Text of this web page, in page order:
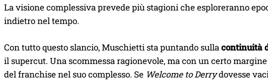
La visione complessiva prevede più stagioni che esploreranno
indietro nel tempo.
Con tutto questo slancio, Muschietti sta puntando sullacontinuità
il supercut. Una scommessa ragionevole, ma con un certo
del franchise nel suo complesso. Se Welcome to Derrydovesse